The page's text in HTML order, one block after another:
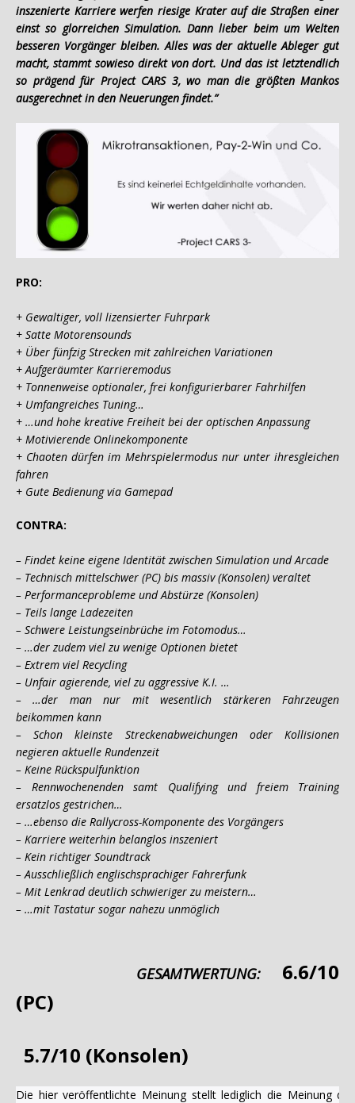
inszenierte Karriere werfen riesige Krater auf die Straßen einer
einst so glorreichen Simulation. Dann lieber beim um Welten
besseren Vorgänger bleiben. Alles was der aktuelle Ableger gut
macht, stammt sowieso direkt von dort. Und das ist letztendlich
so prägend für Project CARS 3, wo man die größten Mankos
ausgerechnet in den Neuerungen findet.”
PRO:
+ Gewaltiger, voll lizensierter Fuhrpark
+ Satte Motorensounds
+ Über fünfzig Strecken mit zahlreichen Variationen
+ Aufgeräumter Karrieremodus
+ Tonnenweise optionaler, frei konfigurierbarer Fahrhilfen
+ Umfangreiches Tuning…
+ …und hohe kreative Freiheit bei der optischen Anpassung
+ Motivierende Onlinekomponente
+ Chaoten dürfen im Mehrspielermodus nur unter ihresgleichen
fahren
+ Gute Bedienung via Gamepad
CONTRA:
– Findet keine eigene Identität zwischen Simulation und Arcade
– Technisch mittelschwer (PC) bis massiv (Konsolen) veraltet
– Performanceprobleme und Abstürze (Konsolen)
– Teils lange Ladezeiten
– Schwere Leistungseinbrüche im Fotomodus…
– …der zudem viel zu wenige Optionen bietet
– Extrem viel Recycling
– Unfair agierende, viel zu aggressive K.I. …
– …der man nur mit wesentlich stärkeren Fahrzeugen
beikommen kann
– Schon kleinste Streckenabweichungen oder Kollisionen
negieren aktuelle Rundenzeit
– Keine Rückspulfunktion
– Rennwochenenden samt Qualifying und freiem Training
ersatzlos gestrichen…
– …ebenso die Rallycross-Komponente des Vorgängers
– Karriere weiterhin belanglos inszeniert
– Kein richtiger Soundtrack
– Ausschließlich englischsprachiger Fahrerfunk
– Mit Lenkrad deutlich schwieriger zu meistern…
– …mit Tastatur sogar nahezu unmöglich
GESAMTWERTUNG: 6.6/10
(PC)
5.7/10 (Konsolen)
Die hier veröffentlichte Meinung stellt lediglich die Meinung